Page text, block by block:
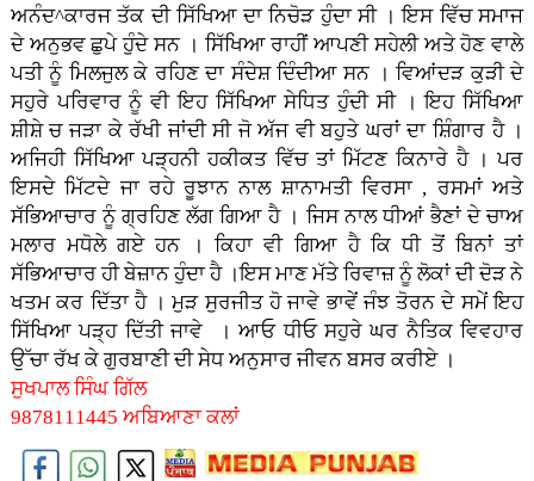
ਅਨੰਦ^ਕਾਰਜ ਤੱਕ ਦੀ ਸਿੱਖਿਆ ਦਾ ਨਿਚੋੜ ਹੁੰਦਾ ਸੀ । ਇਸ ਵਿੱਚ ਸਮਾਜ
ਦੇ ਅਨੁਭਵ ਛੁਪੇ ਹੁੰਦੇ ਸਨ । ਸਿੱਖਿਆ ਰਾਹੀਂ ਆਪਣੀ ਸਹੇਲੀ ਅਤੇ ਹੋਣ ਵਾਲੇ
ਪਤੀ ਨੂੰ ਮਿਲਜੁਲ ਕੇ ਰਹਿਣ ਦਾ ਸੰਦੇਸ਼ ਦਿੰਦੀਆ ਸਨ । ਵਿਆਂਦੜ ਕੁੜੀ ਦੇ
ਸਹੁਰੇ ਪਰਿਵਾਰ ਨੂੰ ਵੀ ਇਹ ਸਿੱਖਿਆ ਸੇਧਿਤ ਹੁੰਦੀ ਸੀ । ਇਹ ਸਿੱਖਿਆ
ਸ਼ੀਸ਼ੇ ਚ ਜੜਾ ਕੇ ਰੱਖੀ ਜਾਂਦੀ ਸੀ ਜੋ ਅੱਜ ਵੀ ਬਹੁਤੇ ਘਰਾਂ ਦਾ ਸ਼ਿੰਗਾਰ ਹੈ ।
ਅਜਿਹੀ ਸਿੱਖਿਆ ਪੜ੍ਹਨੀ ਹਕੀਕਤ ਵਿੱਚ ਤਾਂ ਮਿੱਟਣ ਕਿਨਾਰੇ ਹੈ । ਪਰ
ਇਸਦੇ ਮਿੱਟਦੇ ਜਾ ਰਹੇ ਰੂਝਾਨ ਨਾਲ ਸ਼ਾਨਾਮਤੀ ਵਿਰਸਾ , ਰਸਮਾਂ ਅਤੇ
ਸੱਭਿਆਚਾਰ ਨੂੰ ਗ੍ਰਹਿਣ ਲੱਗ ਗਿਆ ਹੈ । ਜਿਸ ਨਾਲ ਧੀਆਂ ਭੈਣਾਂ ਦੇ ਚਾਅ
ਮਲਾਰ ਮਧੋਲੇ ਗਏ ਹਨ । ਕਿਹਾ ਵੀ ਗਿਆ ਹੈ ਕਿ ਧੀ ਤੋਂ ਬਿਨਾਂ ਤਾਂ
ਸੱਭਿਆਚਾਰ ਹੀ ਬੇਜ਼ਾਨ ਹੁੰਦਾ ਹੈ ।ਇਸ ਮਾਣ ਮੱਤੇ ਰਿਵਾਜ਼ ਨੂੰ ਲੋਕਾਂ ਦੀ ਦੋੜ ਨੇ
ਖਤਮ ਕਰ ਦਿੱਤਾ ਹੈ । ਮੁੜ ਸੁਰਜੀਤ ਹੋ ਜਾਵੇ ਭਾਵੇਂ ਜੰਝ ਤੋਰਨ ਦੇ ਸਮੇਂ ਇਹ
ਸਿੱਖਿਆ ਪੜ੍ਹ ਦਿੱਤੀ ਜਾਵੇ । ਆਓ ਧੀਓ ਸਹੁਰੇ ਘਰ ਨੈਤਿਕ ਵਿਵਹਾਰ
ਉੱਚਾ ਰੱਖ ਕੇ ਗੁਰਬਾਣੀ ਦੀ ਸੇਧ ਅਨੁਸਾਰ ਜੀਵਨ ਬਸਰ ਕਰੀਏ ।
ਸੁਖਪਾਲ ਸਿੰਘ ਗਿੱਲ
9878111445 ਅਬਿਆਣਾ ਕਲਾਂ